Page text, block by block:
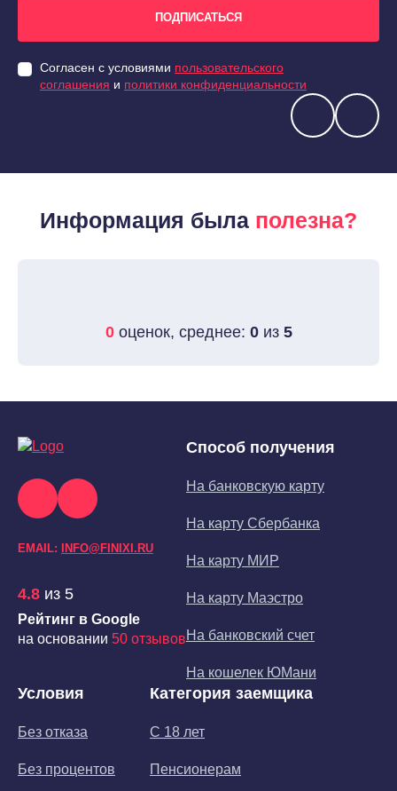
Согласен с условиями пользовательского
соглашения и политики конфиденциальности
Информация была полезна?
0оценок, среднее: 0из 5
EMAIL: INFO@FINIXI.RU
4.8 из 5
Рейтинг в Google
на основании 50 отзывов
Способ получения
На банковскую карту
На карту Сбербанка
На карту МИР
На карту Маэстро
На банковский счет
На кошелек ЮМани
Условия
Без отказа
Без процентов
Категория заемщика
С 18 лет
Пенсионерам